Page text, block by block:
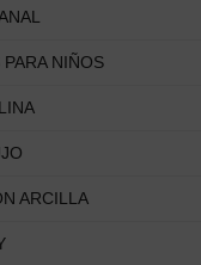
NIÑOS
ARCILLA